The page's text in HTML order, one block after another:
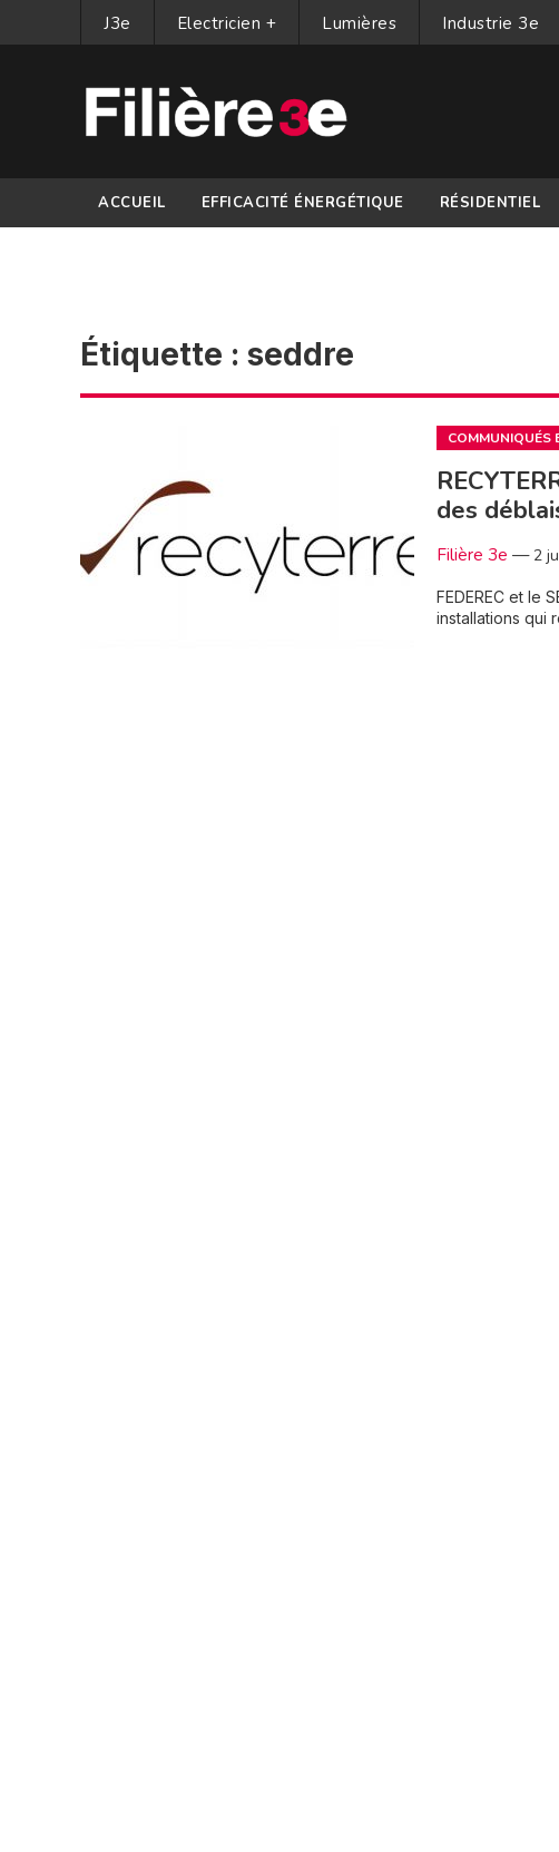
J3e Electricien + Lumières Industrie 3e
ACCUEIL EFFICACITÉ ÉNERGÉTIQUE RÉSIDENTIEL
Étiquette : seddre
COMMUNIQUÉS
des
Filière 3e — 2
FEDEREC et le
installations qui